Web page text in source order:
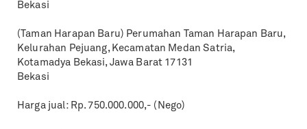
Bekasi
(Taman Harapan Baru) Perumahan Taman Harapan Baru,
Kelurahan Pejuang, Kecamatan Medan Satria,
Kotamadya Bekasi, Jawa Barat 17131
Bekasi
Harga jual: Rp. 750.000.000,- (Nego)